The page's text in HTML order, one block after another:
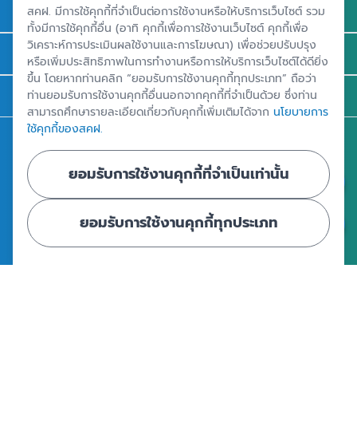
ข่าวและสื่อประชาสัมพันธ์
รู้จัก สคฝ.
ติดต่อ สคฝ.
สถาบันคุ้มครองเงินฝาก
อาคารเอสเจ อินฟินิท วัน บิสซิเนสคอมเพล็กซ์ ชั้น 25 - 27 เลขที่ 349
ถนนวิภาวดีรังสิต แขวงจอมพล เขตจตุจักร กรุงเทพฯ 10900
ศูนย์ข้อมูลคุ้มครองเงินฝาก
สคฝ. มีการใช้คุกกี้ที่จำเป็นต่อการใช้งานหรือให้บริการเว็บไซต์ รวม
ทั้งมีการใช้คุกกี้อื่น (อาทิ คุกกี้เพื่อการใช้งานเว็บไซต์ คุกกี้เพื่อ
วิเคราะห์การประเมินผลใช้งานและการโฆษณา) เพื่อช่วยปรับปรุง
หรือเพิ่มประสิทธิภาพในการทำงานหรือการให้บริการเว็บไซต์ได้ดียิ่ง
ขึ้น โดยหากท่านคลิก “ยอมรับการใช้งานคุกกี้ทุกประเภท” ถือว่า
ท่านยอมรับการใช้งานคุกกี้อื่นนอกจากคุกกี้ที่จำเป็นด้วย ซึ่งท่าน
สามารถศึกษารายละเอียดเกี่ยวกับคุกกี้เพิ่มเติมได้จาก นโยบายการ
ใช้คุกกี้ของสคฝ.
ยอมรับการใช้งานคุกกี้ที่จำเป็นเท่านั้น
ยอมรับการใช้งานคุกกี้ทุกประเภท